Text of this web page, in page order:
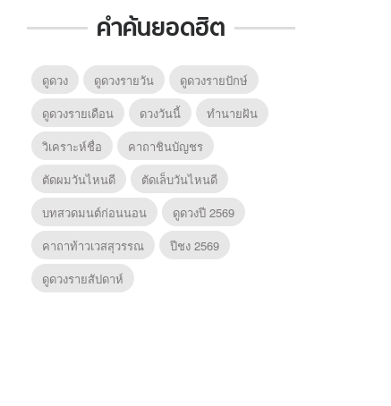
คำค้นยอดฮิต
ดูดวง ดูดวงรายวัน
ดูดวงรายปักษ์
ดูดวงรายเดือน
ดวงวันนี้
ทํานายฝัน
วิเคราะห์ชื่อ
คาถาชินบัญชร
ตัดผมวันไหนดี
ตัดเล็บวันไหนดี
บทสวดมนต์ก่อนนอน
ดูดวงปี 2569
คาถาท้าวเวสสุวรรณ
ปีชง 2569
ดูดวงรายสัปดาห์